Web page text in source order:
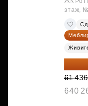
этаж,
54
61
640